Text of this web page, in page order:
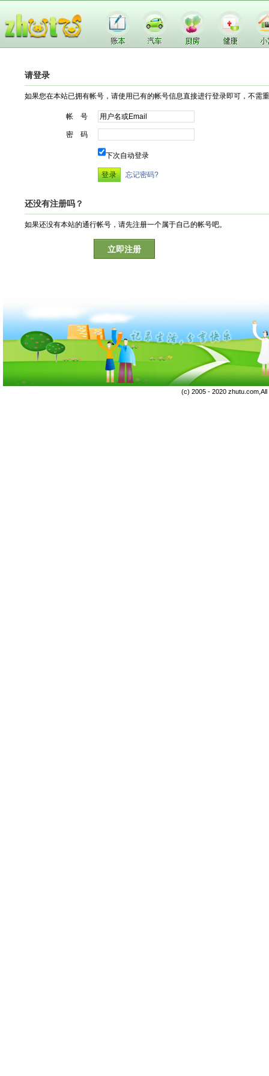
请登录
如果您在本站已拥有帐号，请使用已有的帐号信息直接进行登录即可，不需
帐 号
密 码
下次自动登录
忘记密码?
还没有注册吗？
如果还没有本站的通行帐号，请先注册一个属于自己的帐号吧。
立即注册
(c) 2005 - 2020